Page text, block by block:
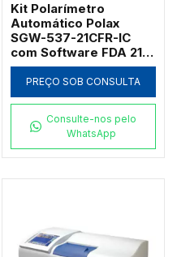
Kit Polarímetro
Automático Polax
SGW-537-21CFR-IC
com Software FDA 21
CFR Part 11
PREÇO SOB CONSULTA
Consulte-nos pelo
WhatsApp